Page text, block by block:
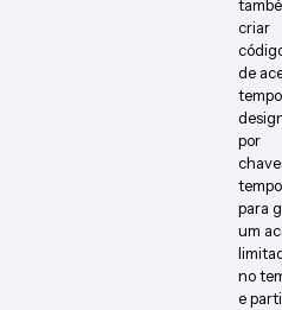
criar
de
por
para
um
no
e